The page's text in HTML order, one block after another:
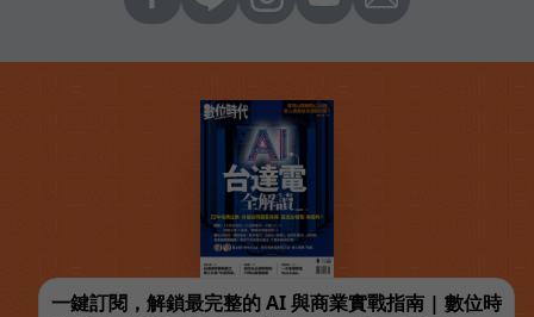
一鍵訂閱，解鎖最完整的 AI 與商業實戰指南 | 數位時